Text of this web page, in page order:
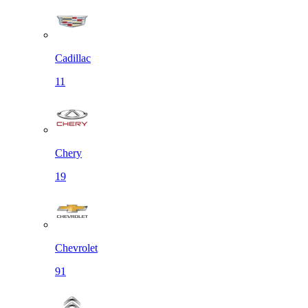
Cadillac
11
Chery
19
Chevrolet
91